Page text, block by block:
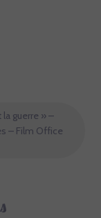
guerre » –
– Film Office